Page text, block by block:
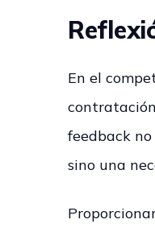
En el
feedback
sino una